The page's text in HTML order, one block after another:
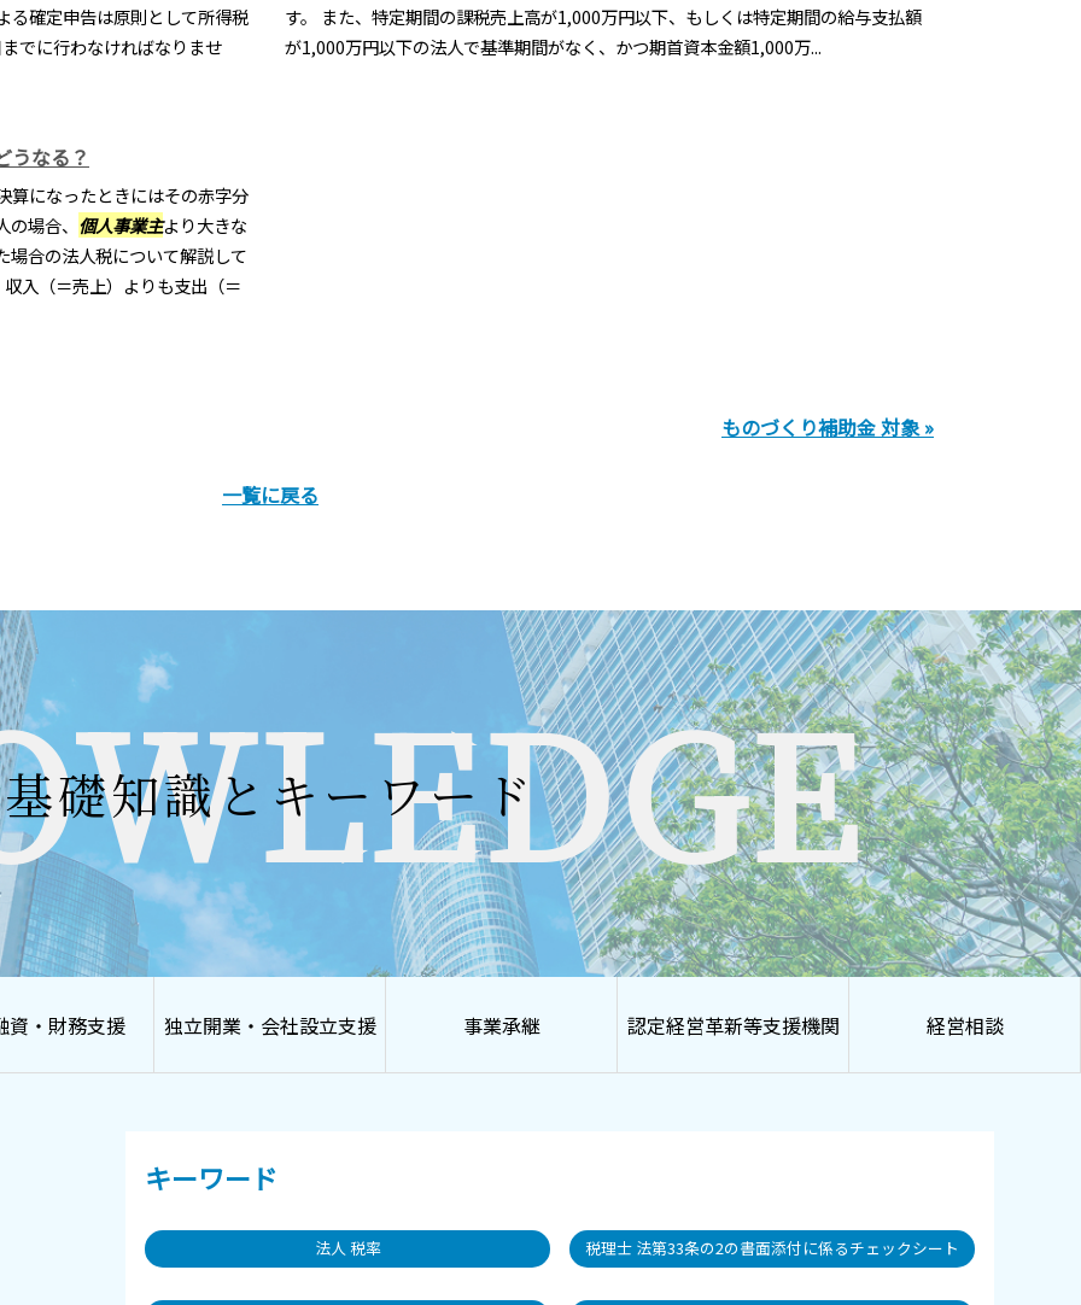
る確定申告は原則として所得税
でに行わなければなりませ
す。 また、特定期間の課税売上高が1,000万円以下、もしくは特定期間の給与支払額
が1,000万円以下の法人で基準期間がなく、かつ期首資本金額1,000万...
うなる？
算になったときにはその赤字分
場合、 個人事業主より大きな
場合の法人税について解説して
入（＝売上）よりも支出（＝
ものづくり補助金 対象 »
一覧に戻る
基礎知識とキーワード
資・財務支援 独立開業・会社設立支援 事業承継 認定経営革新等支援機関 経営相談
キーワード
法人 税率 税理士 法第33条の2の書面添付に係るチェックシート